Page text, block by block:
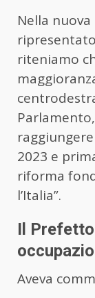
Nella
riteniamo
2023 e
riforma
l’Italia”.
Il
Aveva